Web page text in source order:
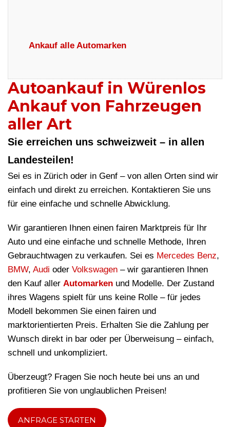
Ankauf alle Automarken
Autoankauf in Würenlos
Ankauf von Fahrzeugen
aller Art
Sie erreichen uns schweizweit – in allen
Landesteilen!
Sei es in Zürich oder in Genf – von allen Orten sind wir
einfach und direkt zu erreichen. Kontaktieren Sie uns
für eine einfache und schnelle Abwicklung.
Wir garantieren Ihnen einen fairen Marktpreis für Ihr
Auto und eine einfache und schnelle Methode, Ihren
Gebrauchtwagen zu verkaufen. Sei es Mercedes Benz,
BMW, Audi oder Volkswagen – wir garantieren Ihnen
den Kauf aller Automarken und Modelle. Der Zustand
ihres Wagens spielt für uns keine Rolle – für jedes
Modell bekommen Sie einen fairen und
marktorientierten Preis. Erhalten Sie die Zahlung per
Wunsch direkt in bar oder per Überweisung – einfach,
schnell und unkompliziert.
Überzeugt? Fragen Sie noch heute bei uns an und
profitieren Sie von unglaublichen Preisen!
ANFRAGE STARTEN